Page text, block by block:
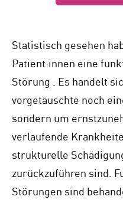
Statistisch gesehen
Patient:innen eine
Störung . Es handelt
vorgetäuschte noch
sondern um
verlaufende
strukturelle
zurückzuführen sind.
Störungen sind